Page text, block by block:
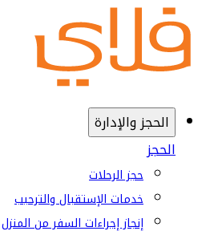
الحجز والإدارة
الحجز
حجز الرحلات
خدمات الإستقبال والترحيب
إنجاز إجراءات السفر من المنزل